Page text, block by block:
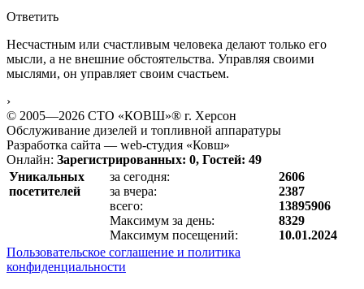
Ответить
Несчастным или счастливым человека делают только его
мысли, а не внешние обстоятельства. Управляя своими
мыслями, он управляет своим счастьем.
›
© 2005—2026 СТО «КОВШ»® г. Херсон
Обслуживание дизелей и топливной аппаратуры
Разработка сайта — web-студия «Ковш»
Онлайн: Зарегистрированных: 0, Гостей: 49
Уникальных
посетителей
за сегодня:
за вчера:
всего:
Максимум за день:
Максимум посещений:
2606
2387
13895906
8329
10.01.2024
Пользовательское соглашение и политика
конфиденциальности